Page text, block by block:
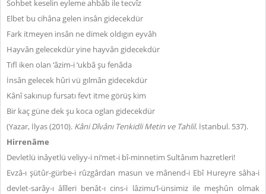
Sohbet keselin eyleme ahbâb ile tecvîz
Elbet bu cihâna gelen insân gidecekdür
Fark itmeyen insân ne dimek oldıgın eyvâh
Hayvân gelecekdür yine hayvân gidecekdür
Tıfl iken olan ‘âzim-i ‘ukbâ şu fenâda
İnsân gelecek hûri vü gılmân gidecekdür
Kânî sakınup fursatı fevt itme görüş kim
Bir kaç güne dek şu koca oglan gidecekdür
(Yazar, İlyas (2010). Kâni Dîvânı Tenkidli Metin ve Tahlil. İstanbul. 537).
Hirrenâme
Devletlü inâyetlü veliyy-i ni’met-i bî-minnetim Sultânım hazretleri!
Evzâ-ı şütûr-gürbe-i rûzgârdan masun ve mânend-i Ebî Hureyre sâha-i
devlet-sarây-ı âlîleri benât-ı cins-i lâzimu’l-ünsimiz ile meşhûn olmak